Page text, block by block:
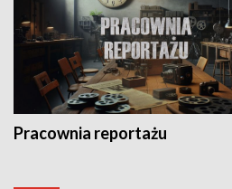
Pracownia reportażu